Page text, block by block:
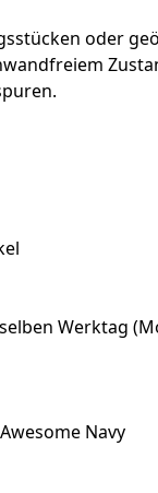
oder
Werktag
Navy